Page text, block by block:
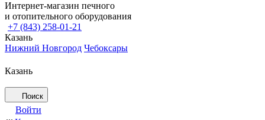
Интернет-магазин печного
и отопительного оборудования
+7 (843) 258-01-21
Казань
Нижний Новгород Чебоксары
Казань
Поиск
Войти